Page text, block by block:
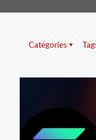
Categories